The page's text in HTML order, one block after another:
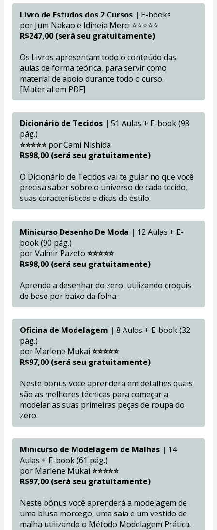
Livro de Estudos dos 2 Cursos | E-books
por Jum Nakao e Idineia Merci ⭐⭐⭐⭐⭐
R$247,00 (será seu gratuitamente)
Os Livros apresentam todo o conteúdo das
aulas de forma teórica, para servir como
material de apoio durante todo o curso.
[Material em PDF]
Dicionário de Tecidos | 51 Aulas + E-book (98
pág.)
⭐⭐⭐⭐⭐ por Cami Nishida
R$98,00 (será seu gratuitamente)
O Dicionário de Tecidos vai te guiar no que você
precisa saber sobre o universo de cada tecido,
suas características e dicas de estilo.
Minicurso Desenho De Moda | 12 Aulas + E-
book (90 pág.)
por Valmir Pazeto ⭐⭐⭐⭐⭐
R$98,00 (será seu gratuitamente)
Aprenda a desenhar do zero, utilizando croquis
de base por baixo da folha.
Oficina de Modelagem | 8 Aulas + E-book (32
pág.)
por Marlene Mukai ⭐⭐⭐⭐⭐
R$97,00 (será seu gratuitamente)
Neste bônus você aprenderá em detalhes quais
são as melhores técnicas para começar a
modelar as suas primeiras peças de roupa do
zero.
Minicurso de Modelagem de Malhas | 14
Aulas + E-book (61 pág.)
por Marlene Mukai ⭐⭐⭐⭐⭐
R$97,00 (será seu gratuitamente)
Neste bônus você aprenderá a modelagem de
uma blusa morcego, uma saia e um vestido de
malha utilizando o Método Modelagem Prática.